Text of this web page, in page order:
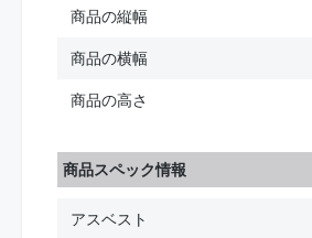
商品の縦幅
商品の横幅
商品の高さ
商品スペック情報
アスベスト